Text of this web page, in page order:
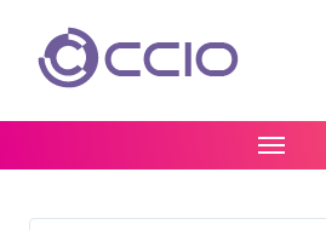
content